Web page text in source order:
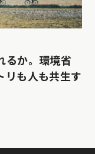
るか。環境省
リも人も共生す